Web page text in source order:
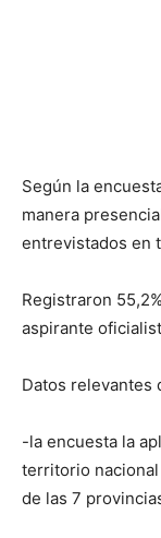
Según la
manera
entrevistados en
Registraron
aspirante
Datos relevantes
-la encuesta la
territorio
de las 7